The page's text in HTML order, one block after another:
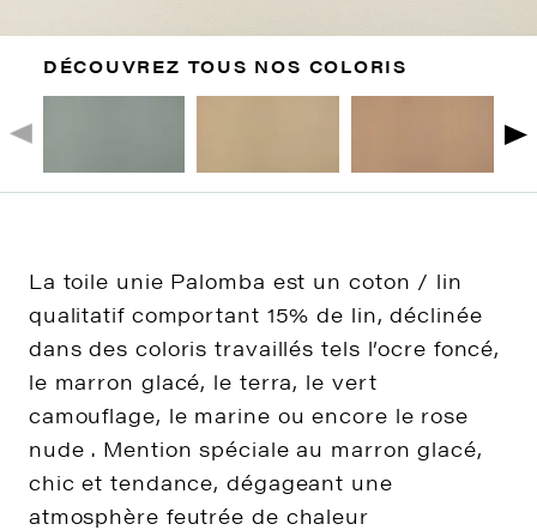
DÉCOUVREZ TOUS NOS COLORIS
La toile unie Palomba est un coton / lin
qualitatif comportant 15% de lin, déclinée
dans des coloris travaillés tels l’ocre foncé,
le marron glacé, le terra, le vert
camouflage, le marine ou encore le rose
nude . Mention spéciale au marron glacé,
chic et tendance, dégageant une
atmosphère feutrée de chaleur